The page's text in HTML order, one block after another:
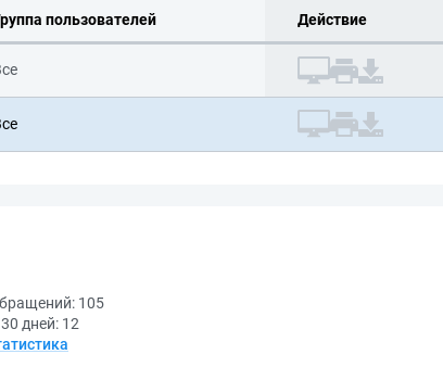
пользователей Действие
105
дней: 12